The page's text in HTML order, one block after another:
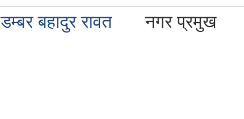
डम्बर बहादुर रावत नगर प्रमुख